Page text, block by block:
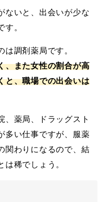
ないと、出会いが少な
す。
調剤薬局です。
、また女性の割合が高
と、職場での出会いは
、薬局、ドラッグスト
多い仕事ですが、服薬
関わりになるので、結
稀でしょう。